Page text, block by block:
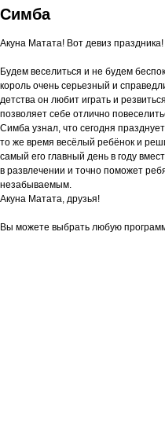
Симба
Акуна Матата! Вот девиз праздника!
Будем веселиться и не будем
король очень серьезный и
детства он любит играть и
позволяет себе отлично
Симба узнал, что сегодня
то же время весёлый ребёнок и
самый его главный день в году
в развлечении и точно поможет
незабываемым.
Акуна Матата, друзья!
Вы можете выбрать любую